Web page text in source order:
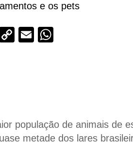
e os pets
CopyEmailWhatsApp
população de animais de
metade dos lares